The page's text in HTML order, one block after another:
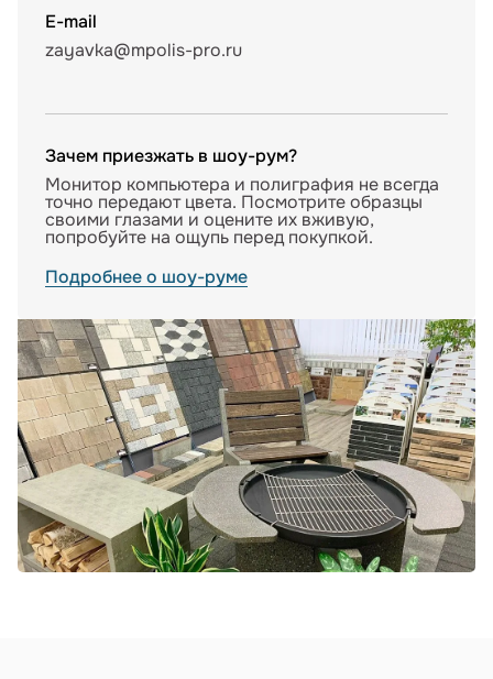
E-mail
zayavka@mpolis-pro.ru
Зачем приезжать в шоу-рум?
Монитор компьютера и полиграфия не всегда
точно передают цвета. Посмотрите образцы
своими глазами и оцените их вживую,
попробуйте на ощупь перед покупкой.
Подробнее о шоу-руме